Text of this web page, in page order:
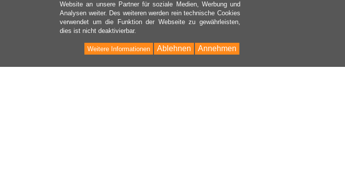
Website an unsere Partner für soziale Medien, Werbung und
Analysen weiter. Des weiteren werden rein technische Cookies
verwendet um die Funktion der Webseite zu gewährleisten,
dies ist nicht deaktivierbar.
Annehmen
Ablehnen
Weitere Informationen